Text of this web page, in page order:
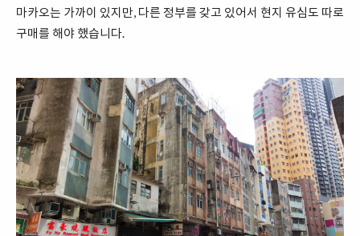
마카오는 가까이 있지만, 다른 정부를 갖고 있어서 현지 유심도 따로
구매를 해야 했습니다.